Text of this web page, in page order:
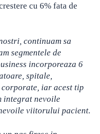
cu 6% fata de
continuam sa
segmentele de
incorporeaza 6
spitale,
iar acest tip
integrat nevoile
viitorului pacient.